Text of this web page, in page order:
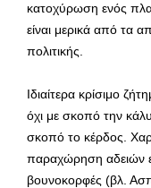
κατοχύρωση ενός
είναι μερικά από τα
πολιτικής.
Ιδιαίτερα κρίσιμο
όχι με σκοπό την
σκοπό το κέρδος.
παραχώρηση αδειών
βουνοκορφές (βλ.